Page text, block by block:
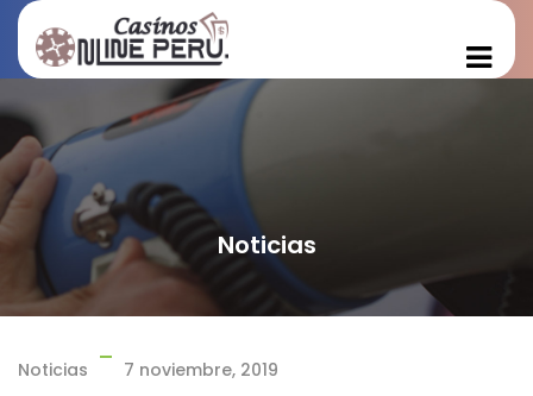
Noticias
Noticias 7 noviembre, 2019